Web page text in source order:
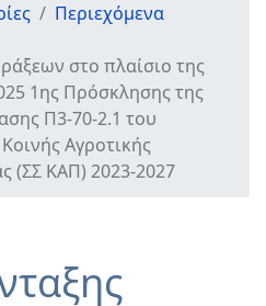
Περιεχόμενα
στο πλαίσιο της
1ης Πρόσκλησης της
Π3-70-2.1 του
Αγροτικής
(ΣΣ ΚΑΠ) 2023-2027